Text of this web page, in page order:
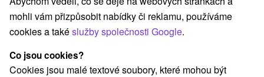
Všechny kategorie
Hotely na Slovensku (6)
Vyberte lokalitu nebo termín
mohli vám přizpůsobit nabídky či reklamu, používáme
cookies a takéslužby společnosti Google.
Co jsou cookies?
Cookies jsou malé textové soubory, které mohou být